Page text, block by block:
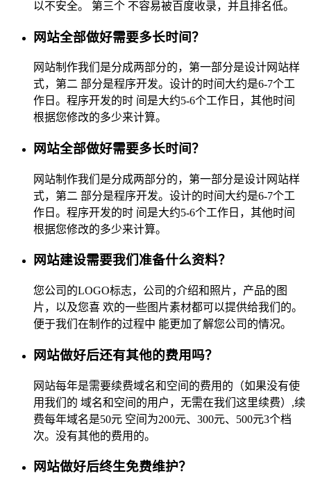
以不安全。 第三个 不容易被百度收录，并且排名低。
网站全部做好需要多长时间？
网站制作我们是分成两部分的，第一部分是设计网站样
式，第二 部分是程序开发。设计的时间大约是6-7个工
作日。程序开发的时 间是大约5-6个工作日，其他时间
根据您修改的多少来计算。
网站全部做好需要多长时间？
网站制作我们是分成两部分的，第一部分是设计网站样
式，第二 部分是程序开发。设计的时间大约是6-7个工
作日。程序开发的时 间是大约5-6个工作日，其他时间
根据您修改的多少来计算。
网站建设需要我们准备什么资料？
您公司的LOGO标志，公司的介绍和照片，产品的图
片，以及您喜 欢的一些图片素材都可以提供给我们的。
便于我们在制作的过程中 能更加了解您公司的情况。
网站做好后还有其他的费用吗？
网站每年是需要续费域名和空间的费用的（如果没有使
用我们的 域名和空间的用户，无需在我们这里续费）,续
费每年域名是50元 空间为200元、300元、500元3个档
次。没有其他的费用的。
网站做好后终生免费维护？